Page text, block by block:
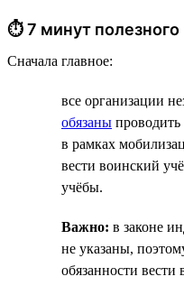
⏱ 7 минут полезного
Сначала главное:
все организации
обязаны
в рамках
вести воинский
учёбы.
Важно: в законе
не указаны,
обязанности вести